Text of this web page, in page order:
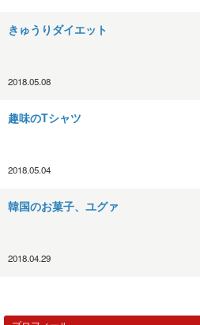
きゅうりダイエット
2018.05.08
趣味のTシャツ
2018.05.04
韓国のお菓子、ユグァ
2018.04.29